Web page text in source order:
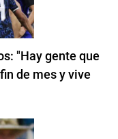
"Hay gente que
de mes y vive